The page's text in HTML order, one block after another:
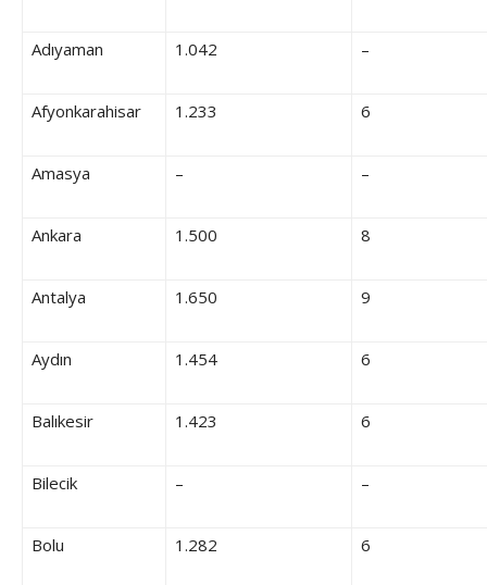
Adıyaman 1.042 –
Afyonkarahisar 1.233 6
Amasya – –
Ankara 1.500 8
Antalya 1.650 9
Aydın 1.454 6
Balıkesir 1.423 6
Bilecik – –
Bolu 1.282 6